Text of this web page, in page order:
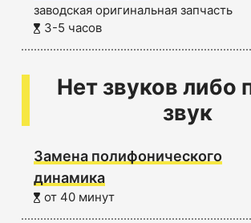
заводская оригинальная запчасть
3-5 часов
Нет звуков либо
звук
Замена полифонического
динамика
от 40 минут